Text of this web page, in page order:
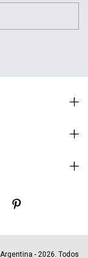
- 2026. Todos